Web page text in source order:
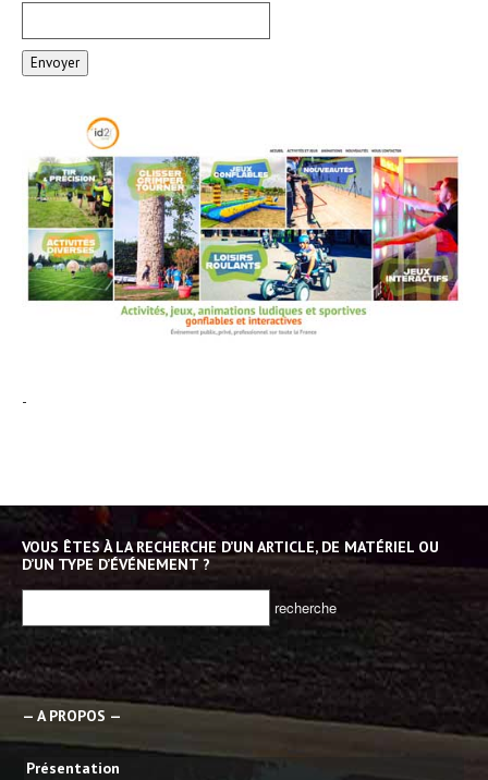
Envoyer
-
VOUS ÊTES À LA RECHERCHE D’UN ARTICLE, DE MATÉRIEL OU
D’UN TYPE D’ÉVÉNEMENT ?
— A PROPOS —
Présentation